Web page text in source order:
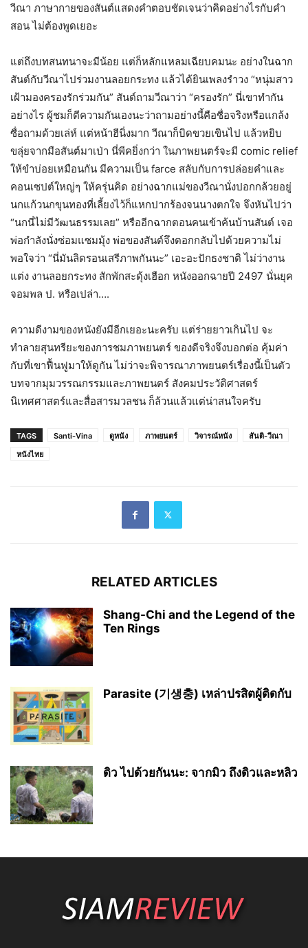
วีณา ภาษากายของสันต์แสดงคำตอบชัดเจนว่าคิดอย่างไรกับคำ
สอน ไม่ต้องพูดเยอะ
แต่ถึงบทสนทนาจะมีน้อย แต่ก็หลักแหลมเฉียบคมนะ อย่างในฉาก
สันต์กับวีณาไปร่วมงานลอยกระทง แล้วได้ยินเพลงรำวง “หนุ่มสาว
เฝ้ามองครองรักร่วมกัน” สันต์ถามวีณาว่า “ครองรัก” นี่เขาทำกัน
อย่างไร ผู้ชมก็ตีความกันเองนะว่าถามอย่างนี้คือซื่อจริงหรือแกล้ง
ซื่อถามด้วยเล่ห์ แต่หน้าฮีนิ่งมาก วีณาก็บิดขวยเขินไป แล้วหยิบ
ขลุ่ยจากมือสันต์มาเป่า นี่พีคยิ่งกว่า ในภาพยนตร์จะมี comic relief
ให้ขำบ่อยเหมือนกัน มีความเป็น farce สลับกับการปล่อยคำและ
คอนเซปต์ใหญ่ๆ ให้ครุ่นคิด อย่างฉากแม่ของวีณานั่งปอกกล้วยอยู่
นกแก้วนกขุนทองที่เลี้ยงไว้ก็แหกปากร้องจนนางตกใจ จึงหันไปว่า
“นกนี่ไม่มีวัฒนธรรมเลย” หรืออีกฉากตอนคนเข้าค้นบ้านสันต์ เจอ
พ่อกำลังนั่งซ่อมแซมมุ้ง พ่อของสันต์จึงตอกกลับไปด้วยความไม่
พอใจว่า “นี่มันลิดรอนเสรีภาพกันนะ” เอะอะปักธงชาติ ไม่ว่างาน
แต่ง งานลอยกระทง สักพักสะดุ้งเฮือก หนังออกฉายปี 2497 นั่นยุค
จอมพล ป. หรือเปล่า….
ความดีงามของหนังยังมีอีกเยอะนะครับ แต่ร่ายยาวเกินไป จะ
ทำลายสุนทรียะของการชมภาพยนตร์ ของดีจริงจึงบอกต่อ คุ้มค่า
กับที่เขาฟื้นฟูมาให้ดูกัน ไม่ว่าจะพิจารณาภาพยนตร์เรื่องนี้เป็นตัว
บทจากมุมวรรณกรรมและภาพยนตร์ สังคมประวัติศาสตร์
นิเทศศาสตร์และสื่อสารมวลชน ก็ล้วนแล้วแต่น่าสนใจครับ
TAGS Santi-Vina ดูหนัง ภาพยนตร์ วิจารณ์หนัง
สันติ-วีณา
หนังไทย
RELATED ARTICLES
Shang-Chi and the Legend of the
Ten Rings
Parasite (기생충) เหล่าปรสิตผู้ติดกับ
ดิว ไปด้วยกันนะ: จากมิว ถึงดิวและหลิว